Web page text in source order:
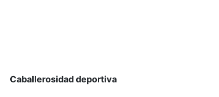
Caballerosidad deportiva